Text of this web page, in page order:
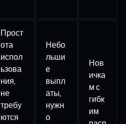
Прост
ота
испол
ьзова
ния,
не
требу
ются
Небо
льши
е
выпл
аты,
нужн
о
Нов
ичка
м с
гибк
им